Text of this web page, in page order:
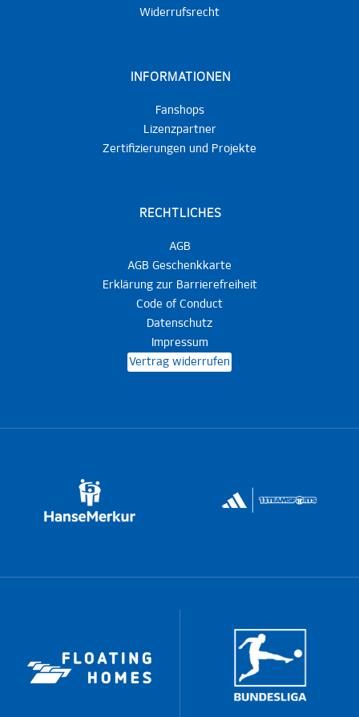
Widerrufsrecht
INFORMATIONEN
Fanshops
Lizenzpartner
Zertifizierungen und Projekte
RECHTLICHES
AGB
AGB Geschenkkarte
Erklärung zur Barrierefreiheit
Code of Conduct
Datenschutz
Impressum
Vertrag widerrufen